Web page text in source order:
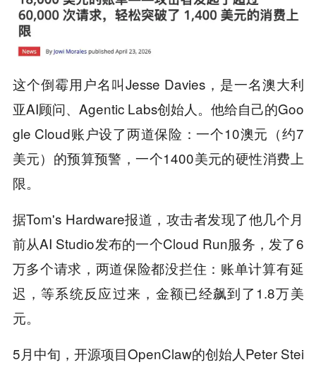
这个倒霉用户名叫Jesse Davies，是一名澳大利
亚AI顾问、Agentic Labs创始人。他给自己的Goo
gle Cloud账户设了两道保险：一个10澳元（约7
美元）的预算预警，一个1400美元的硬性消费上
限。
据Tom's Hardware报道，攻击者发现了他几个月
前从AI Studio发布的一个Cloud Run服务，发了6
万多个请求，两道保险都没拦住：账单计算有延
迟，等系统反应过来，金额已经飙到了1.8万美
元。
5月中旬，开源项目OpenClaw的创始人Peter Stei